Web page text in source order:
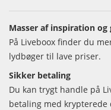
Masser af inspiration og
På Liveboox finder du
lydbøger til lave priser.
Sikker betaling
Du kan trygt handle på
betaling med